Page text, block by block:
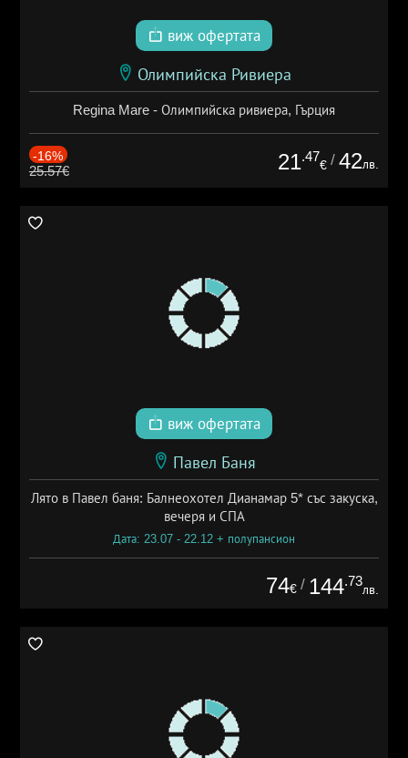
виж офертата
Олимпийска Ривиера
Regina Mare - Олимпийска ривиера, Гърция
-16%
25.57€ 21.47
€ / 42лв.
виж офертата
Павел Баня
Лято в Павел баня: Балнеохотел Дианамар 5* със закуска,
вечеря и СПА
Дата: 23.07 - 22.12 + полупансион
74€ / 144.73
лв.